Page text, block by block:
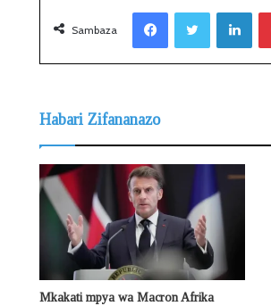
Sambaza
LinkedIn
Habari Zifananazo
Mkakati mpya wa Macron Afrika